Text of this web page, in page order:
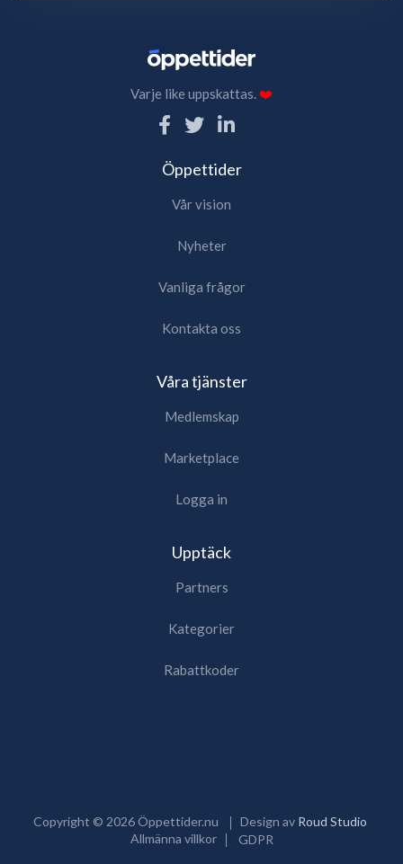
Varje like uppskattas.❤️
Öppettider
Vår vision
Nyheter
Vanliga frågor
Kontakta oss
Våra tjänster
Medlemskap
Marketplace
Logga in
Upptäck
Partners
Kategorier
Rabattkoder
Copyright © 2026Öppettider.nu Design av Roud Studio
Allmänna villkor
GDPR